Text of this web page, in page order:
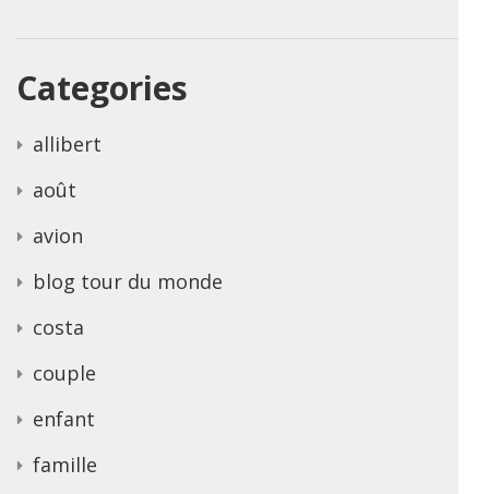
Categories
allibert
août
avion
blog tour du monde
costa
couple
enfant
famille